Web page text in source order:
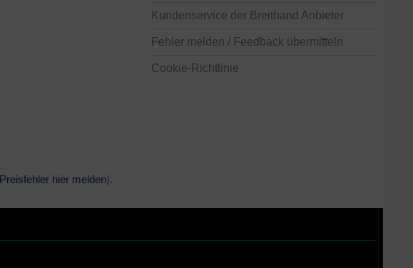
Kundenservice der Breitband Anbieter
Fehler melden / Feedback übermitteln
Cookie-Richtlinie
Preisfehler hier melden).